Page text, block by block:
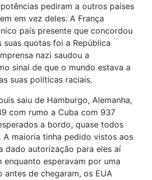
pediram a outros países
em vez deles. A França
país presente que concordou
suas quotas foi a República
nazi saudou a
sinal de que o mundo estava a
suas políticas raciais.
saiu de Hamburgo, Alemanha,
com rumo a Cuba com 937
a bordo, quase todos
A maioria tinha pedido vistos aos
dado autorização para eles aí
enquanto esperavam por uma
antes de chegaram, os EUA